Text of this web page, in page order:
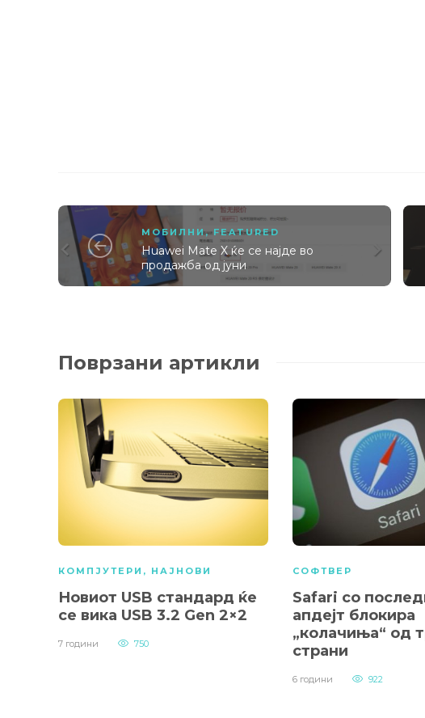
МОБИЛНИ,FEATURED
Huawei Mate X ќе се најде во
продажба од јуни
Поврзани артикли
КОМПЈУТЕРИ , НАЈНОВИ
Новиот USB стандард ќе
се вика USB 3.2 Gen 2×2
7 години 750
СОФТВЕР
Safari со
апдејт блокира
„колачиња“ од
страни
6 години 922